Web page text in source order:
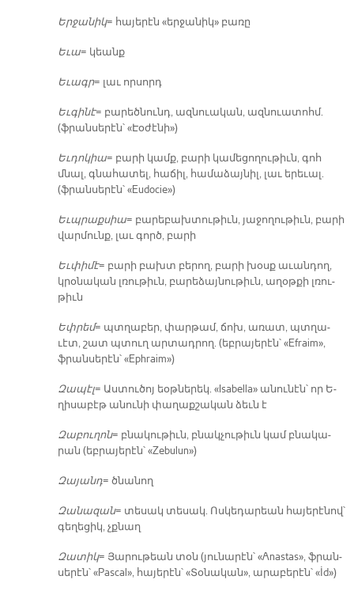
Եր­ջա­նիկ= հա­յե­րէն «եր­ջա­նիկ» բա­ռը
Ե­ւա= կեանք
Ե­ւագր= լաւ որ­սորդ
Եւ­գի­նէ= բա­րեծ­նունդ, ազ­նուա­կան, ազ­նուա­տոհմ.
(ֆրան­սե­րէն՝ «Էօ­ժէ­նի»)
Եւ­դո­կիա= բա­րի կամք, բա­րի կա­մե­ցո­ղու­թիւն, գոհ
մնալ, գնա­հա­տել, հա­ճիլ, հա­մա­ձայ­նիլ, լաւ ե­րե­ւալ.
(ֆրան­սե­րէն՝ «Eudocie»)
Եւպ­րաք­սիա= բա­րե­բախ­տու­թիւն, յա­ջո­ղու­թիւն, բա­րի
վար­մունք, լաւ գործ, բա­րի
Եւ­փի­մէ= բա­րի բախտ բե­րող, բա­րի խօսք ա­ւան­դող,
կրօ­նա­կան լռու­թիւն, բա­րե­ձայ­նու­թիւն, ա­ղօթ­քի լռու­
թիւն
Եփ­րեմ= պտղա­բեր, փար­թամ, ճոխ, ա­ռատ, պտղա­
ւէտ, շատ պտուղ ար­տադ­րող. (եբ­րա­յե­րէն՝ «Efraim»,
ֆրան­սե­րէն՝ «Ephraim»)
Զա­պէլ= Աս­տու­ծոյ եօթ­նե­րեկ. «Isabella» ա­նու­նէն՝ որ Ե­
ղի­սա­բէթ ա­նու­նի փա­ղաք­շա­կան ձեւն է
Զա­բու­ղոն= բնա­կու­թիւն, բնակ­չու­թիւն կամ բնա­կա­
րան (եբ­րա­յե­րէն՝ «Zebulun»)
Զա­յանդ= ծնա­նող
Զա­նա­զան= տե­սակ տե­սակ. Ոս­կե­դա­րեան հա­յե­րէ­նով՝
գե­ղե­ցիկ, չքնաղ
Զա­տիկ= Յա­րու­թեան տօն (յու­նա­րէն՝ «Anastas», ֆրան­
սե­րէն՝ «Pascal», հա­յե­րէն՝ «Տօ­նա­կան», ա­րա­բե­րէն՝ «İd»)